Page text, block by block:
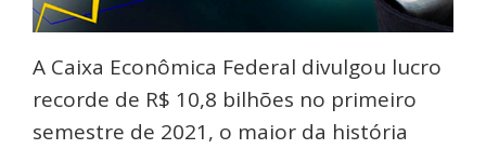
A Caixa Econômica Federal divulgou lucro
recorde de R$ 10,8 bilhões no primeiro
semestre de 2021, o maior da história